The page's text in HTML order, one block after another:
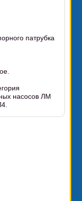
патрубка
насосов ЛМ